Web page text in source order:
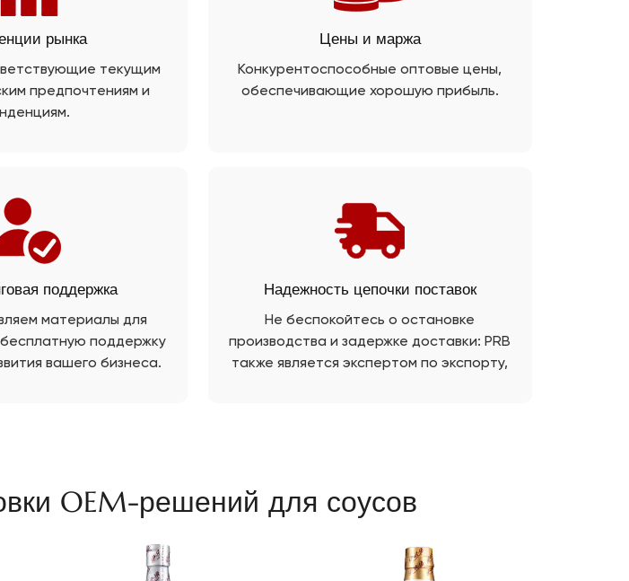
рынка
текущим
предпочтениям и
Цены и маржа
Конкурентоспособные оптовые цены,
обеспечивающие хорошую прибыль.
поддержка
материалы для
бесплатную поддержку
вашего бизнеса.
Надежность цепочки поставок
Не беспокойтесь о остановке
производства и задержке доставки: PRB
также является экспертом по экспорту,
OEM-решений для соусов